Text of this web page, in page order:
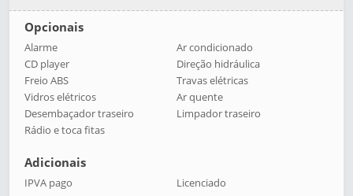
Opcionais
Alarme
Ar condicionado
CD player
Direção hidráulica
Freio ABS
Travas elétricas
Vidros elétricos
Ar quente
Desembaçador traseiro
Limpador traseiro
Rádio e toca fitas
Adicionais
IPVA pago Licenciado